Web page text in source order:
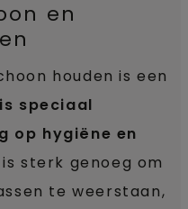
en
houden is een
speciaal
op hygiëne en
is sterk genoeg om
te weerstaan,